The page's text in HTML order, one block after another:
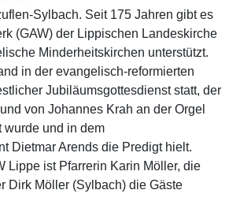
Sylbach. Seit 175 Jahren gibt es
(GAW) der Lippischen Landeskirche
Minderheitskirchen unterstützt.
in der evangelisch-reformierten
Jubiläumsgottesdienst statt, der
von Johannes Krah an der Orgel
wurde und in dem
Dietmar Arends die Predigt hielt.
Lippe ist Pfarrerin Karin Möller, die
Dirk Möller (Sylbach) die Gäste